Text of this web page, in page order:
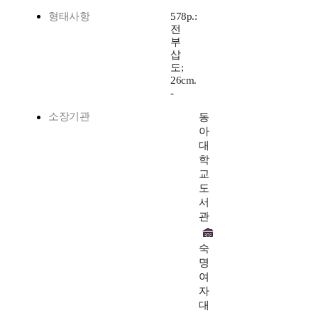
형태사항
578p.:
전
부
삽
도;
26cm.
-
소장기관
동
아
대
학
교
도
서
관
숙
명
여
자
대